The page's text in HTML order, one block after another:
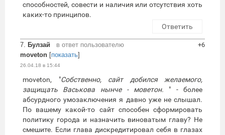
способностей, совести и наличия или отсутствия хоть
каких-то принципов.
Ответить
7. Булзай
в ответ пользователю
moveton [показать]
26.04.18 в 15:44
+6
moveton, "Собственно, сайт добился желаемого,
защищать Васькова нынче - моветон. " - более
абсурдного умозаключения я давно уже не слышал.
По вашему какой-то сайт способен сформировать
политику города и назначить виноватым главу? Не
смешите. Если глава дискредитировал себя в глазах